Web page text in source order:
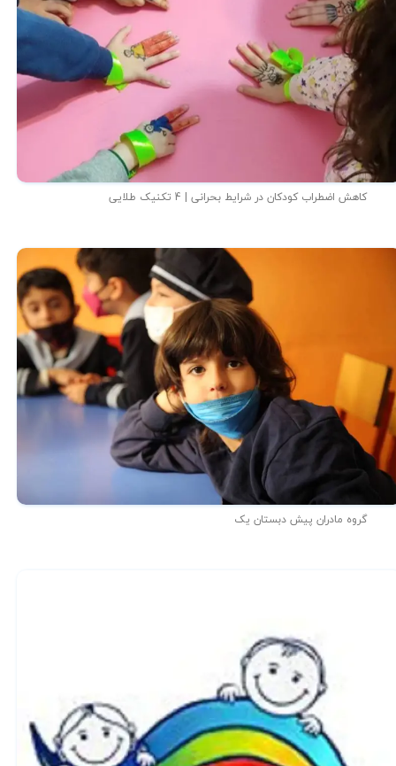
کاهش اضطراب کودکان در شرایط بحرانی | 4 تکنیک طلایی
گروه مادران پیش دبستان یک